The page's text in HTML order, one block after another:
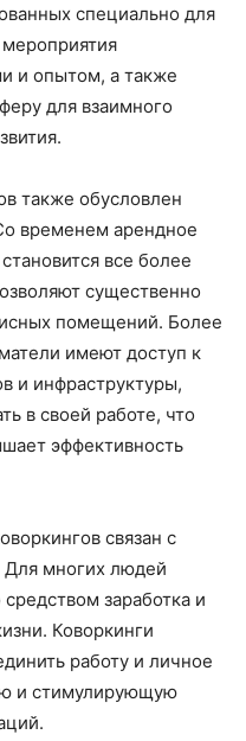
специально для
и опытом, а также
для взаимного
также обусловлен
временем арендное
все более
существенно
помещений. Более
имеют доступ к
и инфраструктуры,
в своей работе, что
эффективность
связан с
Для многих людей
заработка и
Коворкинги
работу и личное
и стимулирующую